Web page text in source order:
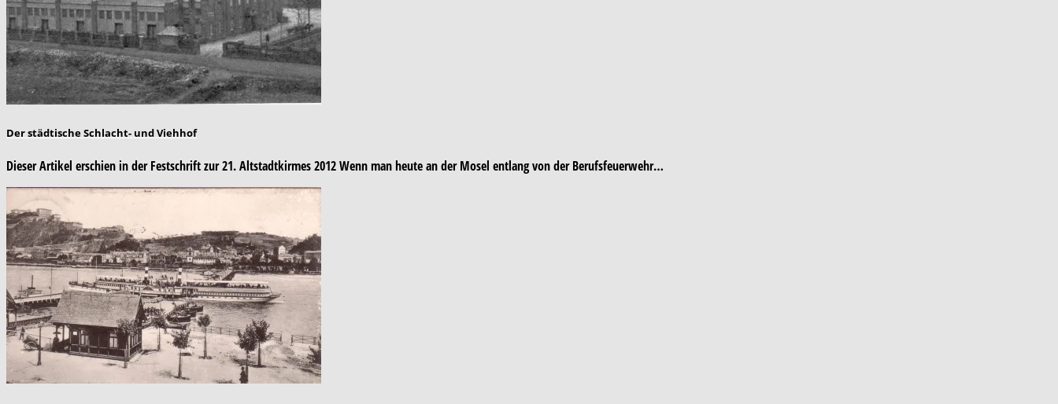
Der städtische Schlacht- und Viehhof
Dieser Artikel erschien in der Festschrift zur 21. Altstadtkirmes 2012 Wenn man heute an der Mosel entlang von der Berufsfeuerwehr…